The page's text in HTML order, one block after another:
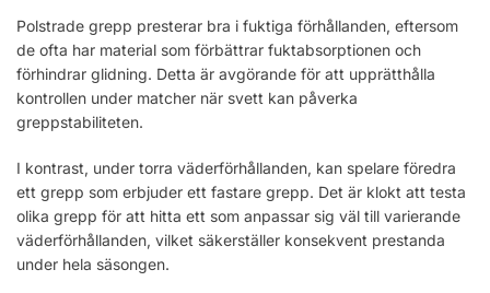
Polstrade grepp presterar bra i fuktiga förhållanden, eftersom
de ofta har material som förbättrar fuktabsorptionen och
förhindrar glidning. Detta är avgörande för att upprätthålla
kontrollen under matcher när svett kan påverka
greppstabiliteten.
I kontrast, under torra väderförhållanden, kan spelare föredra
ett grepp som erbjuder ett fastare grepp. Det är klokt att testa
olika grepp för att hitta ett som anpassar sig väl till varierande
väderförhållanden, vilket säkerställer konsekvent prestanda
under hela säsongen.